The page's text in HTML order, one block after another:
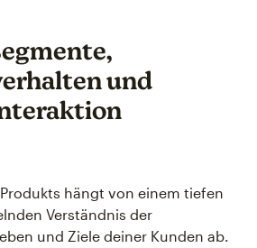
und
hängt von einem tiefen
Verständnis der
und Ziele deiner Kunden ab.